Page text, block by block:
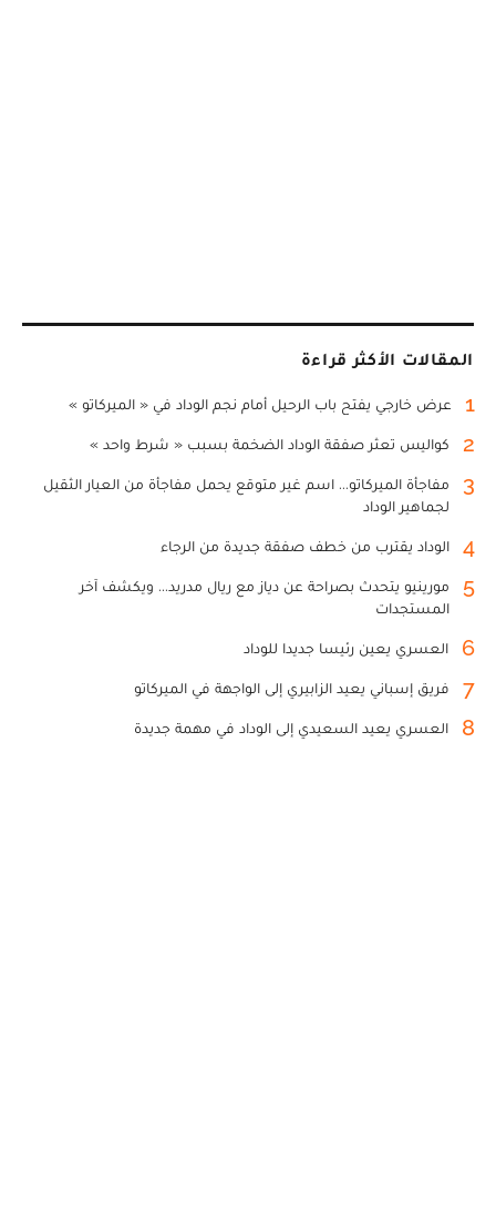
المقالات الأكثر قراءة
1 عرض خارجي يفتح باب الرحيل أمام نجم الوداد في « الميركاتو »
2 كواليس تعثر صفقة الوداد الضخمة بسبب « شرط واحد »
3
مفاجأة الميركاتو... اسم غير متوقع يحمل مفاجأة من العيار الثقيل
لجماهير الوداد
4 الوداد يقترب من خطف صفقة جديدة من الرجاء
5
مورينيو يتحدث بصراحة عن دياز مع ريال مدريد... ويكشف آخر
المستجدات
6 العسري يعين رئيسا جديدا للوداد
7 فريق إسباني يعيد الزابيري إلى الواجهة في الميركاتو
8 العسري يعيد السعيدي إلى الوداد في مهمة جديدة